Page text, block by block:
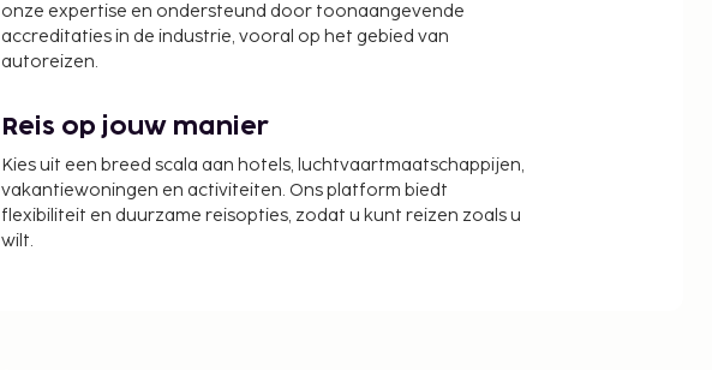
onze expertise en ondersteund door toonaangevende
accreditaties in de industrie, vooral op het gebied van
autoreizen.
Reis op jouw manier
Kies uit een breed scala aan hotels, luchtvaartmaatschappijen,
vakantiewoningen en activiteiten. Ons platform biedt
flexibiliteit en duurzame reisopties, zodat u kunt reizen zoals u
wilt.